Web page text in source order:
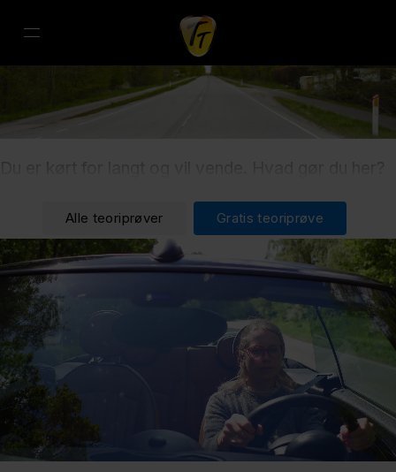
Alle teoriprøver Gratis teoriprøve